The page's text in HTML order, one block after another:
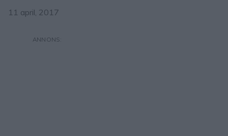
11 april, 2017